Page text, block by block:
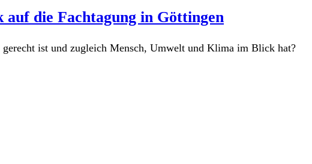
die Fachtagung in Göttingen
ist und zugleich Mensch, Umwelt und Klima im Blick hat?